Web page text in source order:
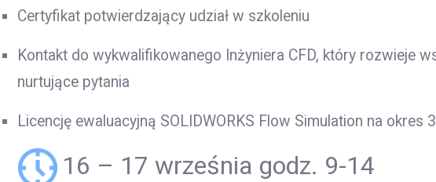
Certyfikat potwierdzający udział w szkoleniu
Kontakt do wykwalifikowanego Inżyniera CFD, który rozwieje
nurtujące pytania
Licencję ewaluacyjną SOLIDWORKS Flow Simulation na okres
16 – 17 września godz. 9-14